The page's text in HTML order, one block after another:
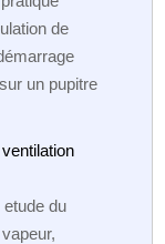
de
un pupitre
du